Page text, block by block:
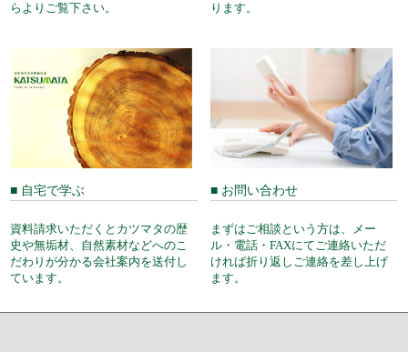
らよりご覧下さい。
ります。
■ 自宅で学ぶ
資料請求いただくとカツマタの歴
史や無垢材、自然素材などへのこ
だわりが分かる会社案内を送付し
ています。
■ お問い合わせ
まずはご相談という方は、メー
ル・電話・FAXにてご連絡いただ
ければ折り返しご連絡を差し上げ
ます。